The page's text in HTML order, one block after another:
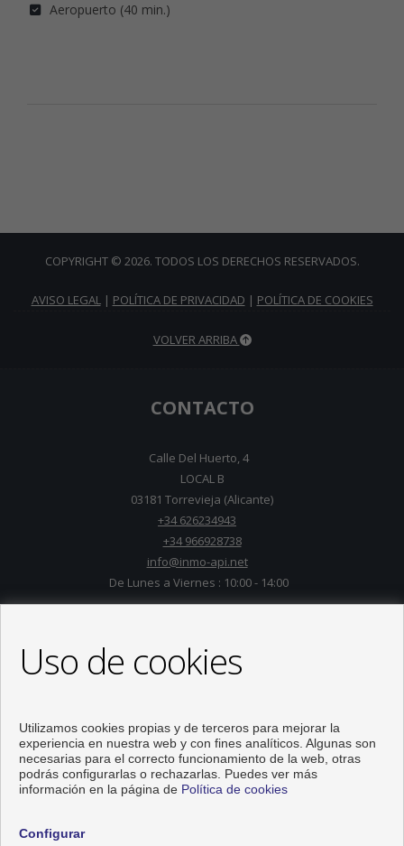
Aeropuerto (40 min.)
COPYRIGHT © 2026. TODOS LOS DERECHOS RESERVADOS.
AVISO LEGAL| POLÍTICA DE PRIVACIDAD | POLÍTICA DE COOKIES
VOLVER ARRIBA
CONTACTO
Calle Del Huerto, 4
LOCAL B
03181 Torrevieja (Alicante)
+34 626234943
+34 966928738
info@inmo-api.net
De Lunes a Viernes : 10:00 - 14:00
Pisos y casas en venta en Torrevieja
Uso de cookies
Utilizamos cookies propias y de terceros para mejorar la
experiencia en nuestra web y con fines analíticos. Algunas son
necesarias para el correcto funcionamiento de la web, otras
podrás configurarlas o rechazarlas. Puedes ver más
información en la página de Política de cookies
Configurar